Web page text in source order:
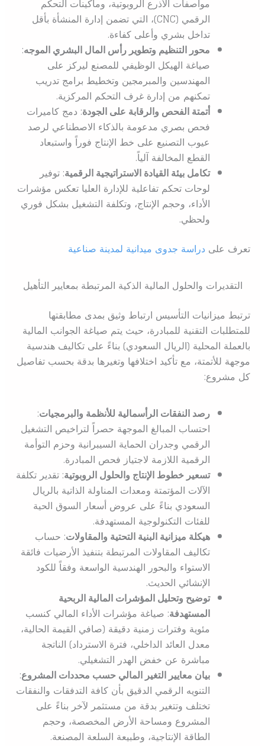
مواصفات الأذرع الروبوتية، وماكينات التحكم
الرقمي (CNC)، التي تضمن إدارة المنشأة بأقل
تداخل بشري وأعلى كفاءة.
محور التنظيم وتطوير رأس المال البشري الموجه:
صياغة الهيكل الوظيفي للمصنع ليركز على
المهندسين والمبرمجين وتخطيط برامج تدريب
تمكنهم من إدارة غرف التحكم المركزية.
أتمتة الفحص والرقابة على الجودة: دمج كاميرات
فحص بصري مدعومة بالذكاء الاصطناعي لرصد
عيوب التصنيع على خط الإنتاج فوراً واستبعاد
القطع المخالفة آلياً.
تكامل بيئة القيادة الاستراتيجية الرقمية: توفير
لوحات تحكم تفاعلية للإدارة العليا تعكس مؤشرات
الأداء، وحجم الإنتاج، وتكلفة التشغيل بشكل فوري
ولحظي.
تعرف على دراسة جدوى ميدانية لمدينة صناعية
التقديرات والحلول المالية الذكية المرتبطة بمعايير التأهيل
ترتبط ميزانيات التأسيس ارتباط وثيق بمدى مطابقتها
للمتطلبات التقنية للمبادرة، حيث يتم صياغة الجوانب المالية
بالعملة المحلية (الريال السعودي) بناءً على تكاليف هندسية
موجهة للأتمتة، مع تأكيد اختلافها وتغيرها بدقة بحسب تفاصيل
كل مشروع:
رصد النفقات الرأسمالية للأنظمة والبرمجيات:
احتساب المبالغ الموجهة حصراً لتراخيص التشغيل
الرقمي وجدران الحماية السيبرانية وحزم التوأمة
الرقمية اللازمة لاجتياز فحص المبادرة.
تسعير خطوط الإنتاج والحلول الروبوتية: تقدير تكلفة
الآلات المؤتمتة ومعدات المناولة الذاتية بالريال
السعودي بناءً على عروض أسعار السوق الحية
للفئات التكنولوجية المستهدفة.
هيكلة ميزانية البنية التحتية والمقاولات: حساب
تكاليف المقاولات المرتبطة بتنفيذ الأرضيات فائقة
الاستواء والبحور الهندسية الواسعة وفقاً للكود
الإنشائي الحديث.
توضيح وتحليل المؤشرات المالية الربحية
المستهدفة: صياغة مؤشرات الأداء المالي كنسب
مئوية وفترات زمنية دقيقة (صافي القيمة الحالية،
معدل العائد الداخلي، فترة الاسترداد) الناتجة
مباشرة عن خفض الهدر التشغيلي.
بيان معايير التغير المالي حسب محددات المشروع:
التنويه الرقمي الدقيق بأن كافة التدفقات والنفقات
تختلف وتتغير بدقة من مستثمر لآخر بناءً على
المشروع ومساحة الأرض المخصصة، وحجم
الطاقة الإنتاجية، وطبيعة السلعة المصنعة.